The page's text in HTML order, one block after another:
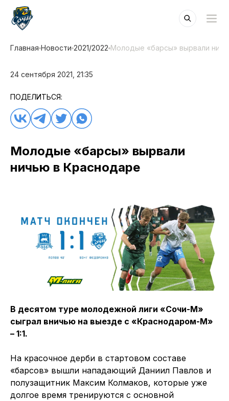
Главная Новости 2021/2022 Молодые «барсы» вырвали
24 сентября 2021, 21:35
ПОДЕЛИТЬСЯ:
Молодые «барсы» вырвали
ничью в Краснодаре
В десятом туре молодежной лиги «Сочи-М»
сыграл вничью на выезде с «Краснодаром-М»
– 1:1.
На красочное дерби в стартовом составе
«барсов» вышли нападающий Даниил Павлов и
полузащитник Максим Колмаков, которые уже
долгое время тренируются с основной